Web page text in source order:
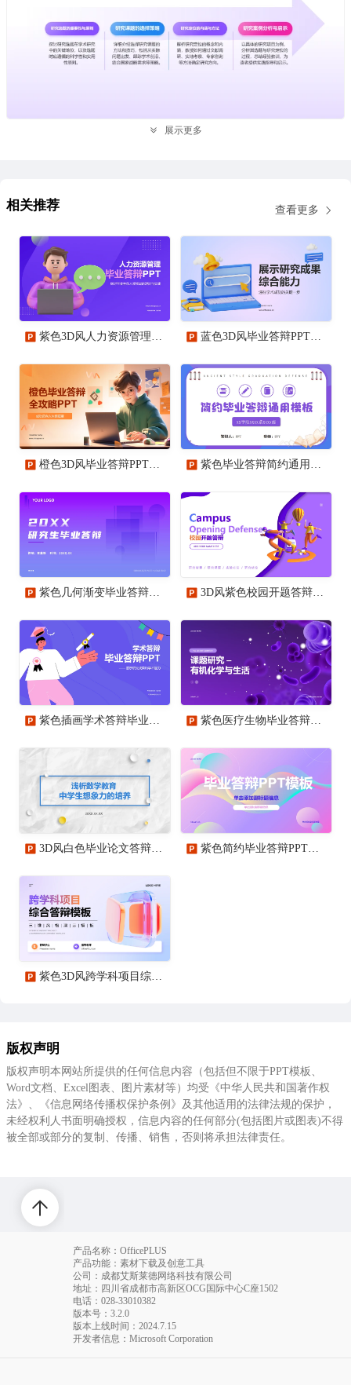
展示更多
相关推荐 查看更多
版权声明
版权声明本网站所提供的任何信息内容（包括但不限于PPT模板、
Word文档、Excel图表、图片素材等）均受《中华人民共和国著作权
法》、《信息网络传播权保护条例》及其他适用的法律法规的保护，
未经权利人书面明确授权，信息内容的任何部分(包括图片或图表)不得
被全部或部分的复制、传播、销售，否则将承担法律责任。
产品名称：OfficePLUS
产品功能：素材下载及创意工具
公司：成都艾斯莱德网络科技有限公司
地址：四川省成都市高新区OCG国际中心C座1502
电话 ：028-33010382
版本号：3.2.0
版本上线时间：2024.7.15
开发者信息：Microsoft Corporation